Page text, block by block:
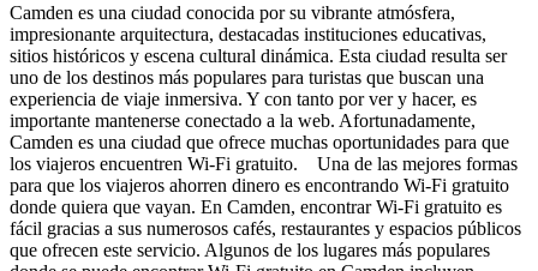
Camden es una ciudad conocida por su vibrante atmósfera,
impresionante arquitectura, destacadas instituciones educativas,
sitios históricos y escena cultural dinámica. Esta ciudad resulta ser
uno de los destinos más populares para turistas que buscan una
experiencia de viaje inmersiva. Y con tanto por ver y hacer, es
importante mantenerse conectado a la web. Afortunadamente,
Camden es una ciudad que ofrece muchas oportunidades para que
los viajeros encuentren Wi-Fi gratuito. Una de las mejores formas
para que los viajeros ahorren dinero es encontrando Wi-Fi gratuito
donde quiera que vayan. En Camden, encontrar Wi-Fi gratuito es
fácil gracias a sus numerosos cafés, restaurantes y espacios públicos
que ofrecen este servicio. Algunos de los lugares más populares